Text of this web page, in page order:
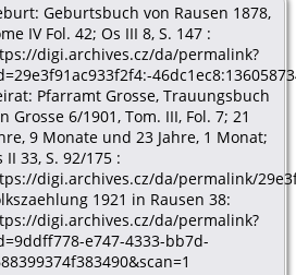
Geburtsbuch von Rausen 1878,
IV Fol. 42; Os III 8, S. 147 :
digi.archives.cz/da/permalink?
Pfarramt Grosse, Trauungsbuch
Grosse 6/1901, Tom. III, Fol. 7; 21
9 Monate und 23 Jahre, 1 Monat;
II 33, S. 92/175 :
digi.archives.cz/da/permalink/
1921 in Rausen 38:
digi.archives.cz/da/permalink?
e747-4333-bb7d-